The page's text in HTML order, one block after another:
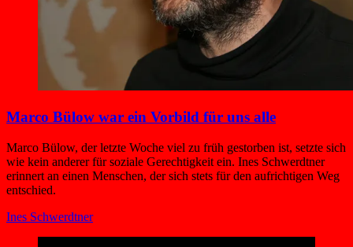
Marco Bülow war ein Vorbild für uns alle
Marco Bülow, der letzte Woche viel zu früh gestorben ist, setzte sich
wie kein anderer für soziale Gerechtigkeit ein. Ines Schwerdtner
erinnert an einen Menschen, der sich stets für den aufrichtigen Weg
entschied.
Ines Schwerdtner